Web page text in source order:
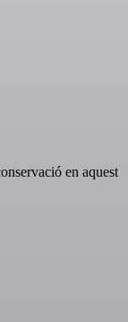
en aquest